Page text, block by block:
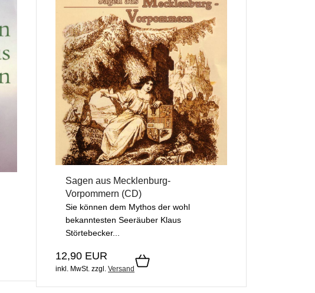
Sagen aus Mecklenburg-
Vorpommern (CD)
Sie können dem Mythos der wohl
bekanntesten Seeräuber Klaus
Störtebecker...
12,90 EUR
inkl. MwSt. zzgl. Versand